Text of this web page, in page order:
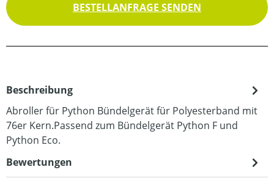
BESTELLANFRAGE SENDEN
Beschreibung
Abroller für Python Bündelgerät für Polyesterband mit
76er Kern.Passend zum Bündelgerät Python F und
Python Eco.
Bewertungen